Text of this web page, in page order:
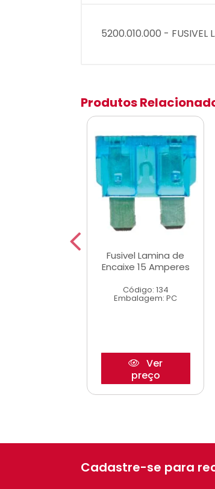
5200.010.000 - FUSIVEL
Produtos
Fusivel Lamina de
Encaixe 15 Amperes
Código: 134
Embalagem: PC
Ver
preço
Cadastre-se para